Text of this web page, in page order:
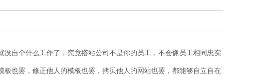
自个什么工作了，究竟搭站公司不是你的员工，不会像员工相同忠实
也罢，修正他人的模板也罢，拷贝他人的网站也罢，都能够自立自在